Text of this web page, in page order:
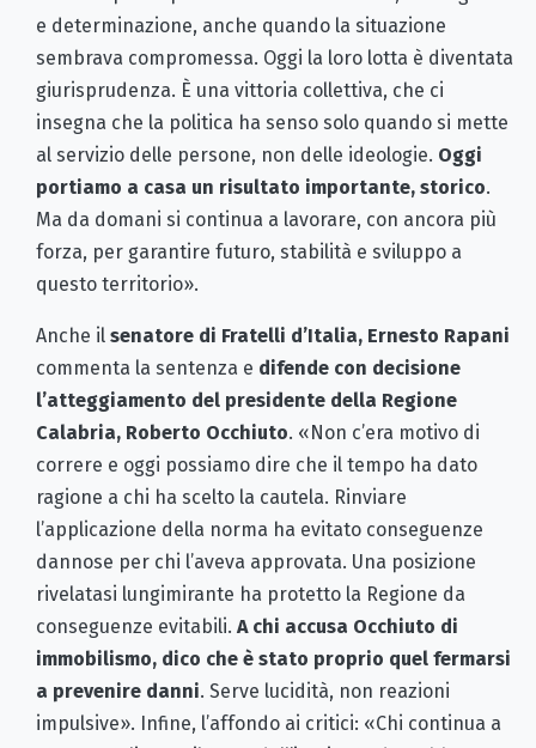
e determinazione, anche quando la situazione
sembrava compromessa. Oggi la loro lotta è diventata
giurisprudenza. È una vittoria collettiva, che ci
insegna che la politica ha senso solo quando si mette
al servizio delle persone, non delle ideologie. Oggi
portiamo a casa un risultato importante, storico.
Ma da domani si continua a lavorare, con ancora più
forza, per garantire futuro, stabilità e sviluppo a
questo territorio».
Anche il senatore di Fratelli d’Italia, Ernesto Rapani
commenta la sentenza e difende con decisione
l’atteggiamento del presidente della Regione
Calabria, Roberto Occhiuto. «Non c’era motivo di
correre e oggi possiamo dire che il tempo ha dato
ragione a chi ha scelto la cautela. Rinviare
l’applicazione della norma ha evitato conseguenze
dannose per chi l’aveva approvata. Una posizione
rivelatasi lungimirante ha protetto la Regione da
conseguenze evitabili. A chi accusa Occhiuto di
immobilismo, dico che è stato proprio quel fermarsi
a prevenire danni. Serve lucidità, non reazioni
impulsive». Infine, l’affondo ai critici: «Chi continua a